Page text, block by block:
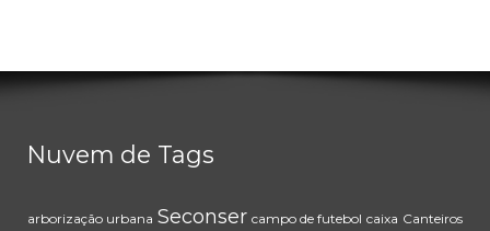
Nuvem de Tags
arborização urbana Seconser campo de futebol caixa Canteiros